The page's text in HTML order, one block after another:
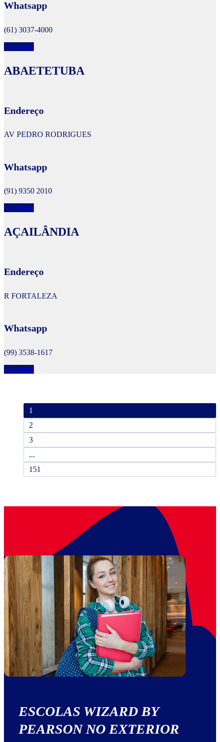
Whatsapp
(61) 3037-4000
Veja mais
ABAETETUBA
Endereço
AV PEDRO RODRIGUES
Whatsapp
(91) 9350 2010
Veja mais
AÇAILÂNDIA
Endereço
R FORTALEZA
Whatsapp
(99) 3538-1617
Veja mais
1
2
3
...
151
ESCOLAS WIZARD BY
PEARSON NO EXTERIOR